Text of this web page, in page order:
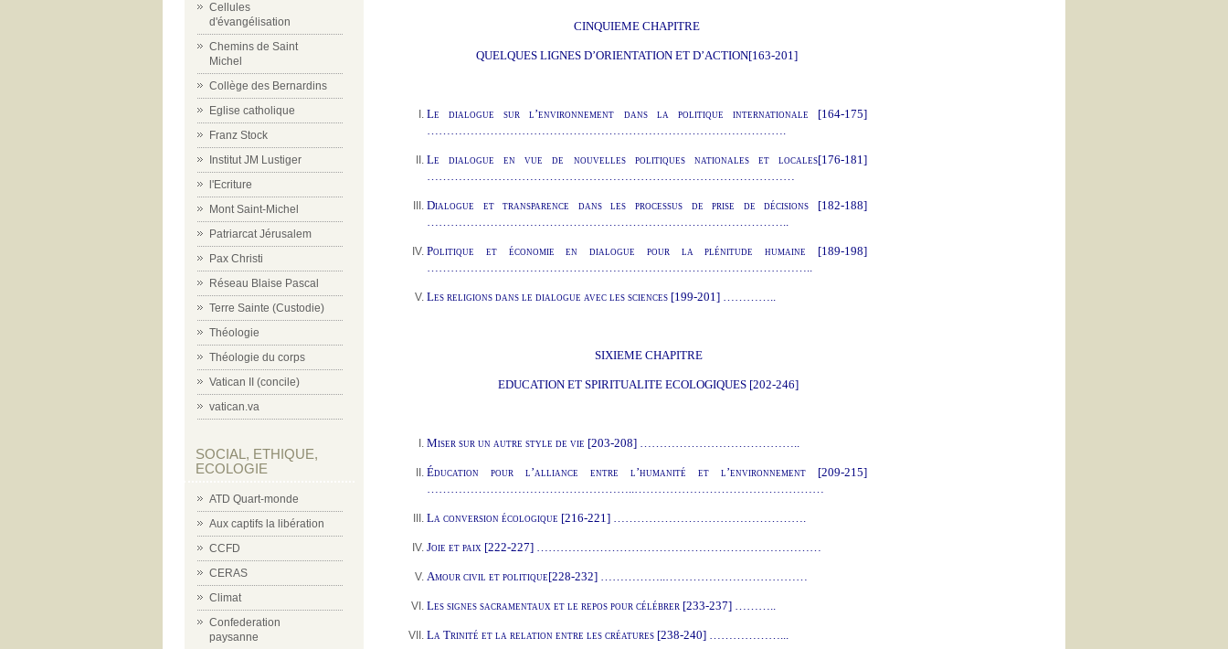
Cellules
d'évangélisation
Chemins de Saint
Michel
Collège des Bernardins
Eglise catholique
Franz Stock
Institut JM Lustiger
l'Ecriture
Mont Saint-Michel
Patriarcat Jérusalem
Pax Christi
Réseau Blaise Pascal
Terre Sainte (Custodie)
Théologie
Théologie du corps
Vatican II (concile)
vatican.va
SOCIAL, ETHIQUE,
ECOLOGIE
ATD Quart-monde
Aux captifs la libération
CCFD
CERAS
Climat
Confederation
paysanne
CINQUIEME CHAPITRE
QUELQUES LIGNES D’ORIENTATION ET D’ACTION[163-201]
Le dialogue sur l’environnement dans la politique internationale [164-175]
Le dialogue en vue de nouvelles politiques nationales et locales[176-181]
Dialogue et transparence dans les processus de prise de décisions [182-188]
Politique et économie en dialogue pour la plénitude humaine [189-198]
Les religions dans le dialogue avec les sciences [199-201] …………..
SIXIEME CHAPITRE
EDUCATION ET SPIRITUALITE ECOLOGIQUES [202-246]
Miser sur un autre style de vie [203-208] …………………………………..
Éducation pour l’alliance entre l’humanité et l’environnement [209-215]
La conversion écologique [216-221] ………………………………………….
Joie et paix [222-227] ………………………………………………………………
Amour civil et politique[228-232] ……………..………………………………
Les signes sacramentaux et le repos pour célébrer [233-237] ………..
La Trinité et la relation entre les créatures [238-240] ………………...